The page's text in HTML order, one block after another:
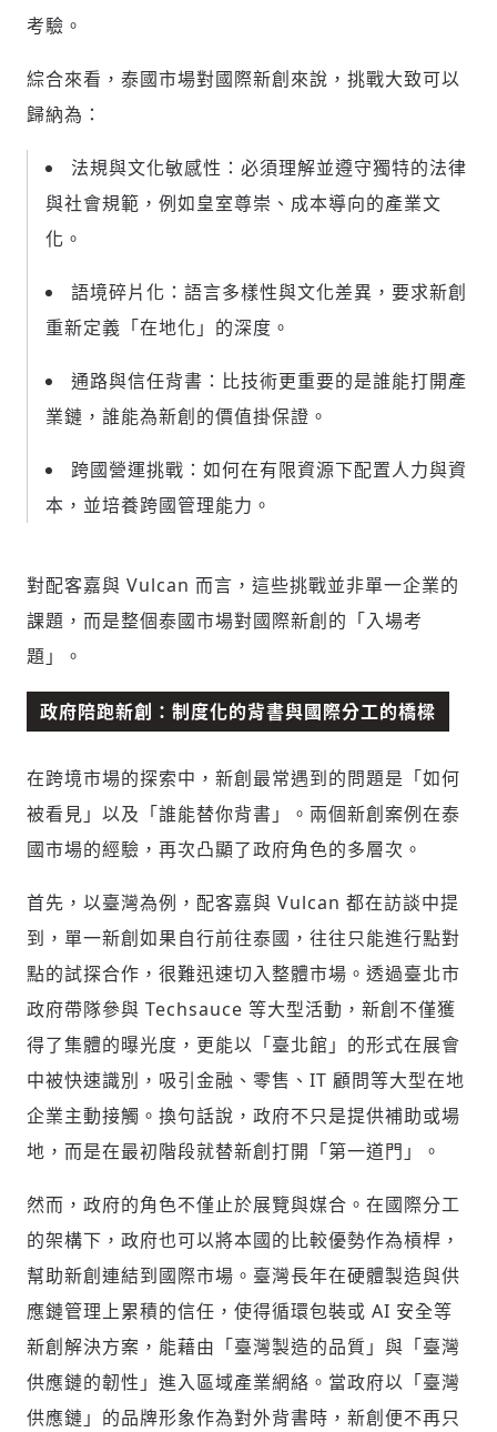
考驗。
綜合來看，泰國市場對國際新創來說，挑戰大致可以
歸納為：
法規與文化敏感性：必須理解並遵守獨特的法律
與社會規範，例如皇室尊崇、成本導向的產業文
化。
語境碎片化：語言多樣性與文化差異，要求新創
重新定義「在地化」的深度。
通路與信任背書：比技術更重要的是誰能打開產
業鏈，誰能為新創的價值掛保證。
跨國營運挑戰：如何在有限資源下配置人力與資
本，並培養跨國管理能力。
對配客嘉與 Vulcan 而言，這些挑戰並非單一企業的
課題，而是整個泰國市場對國際新創的「入場考
題」。
政府陪跑新創：制度化的背書與國際分工的橋樑
在跨境市場的探索中，新創最常遇到的問題是「如何
被看見」以及「誰能替你背書」。兩個新創案例在泰
國市場的經驗，再次凸顯了政府角色的多層次。
首先，以臺灣為例，配客嘉與 Vulcan 都在訪談中提
到，單一新創如果自行前往泰國，往往只能進行點對
點的試探合作，很難迅速切入整體市場。透過臺北市
政府帶隊參與 Techsauce 等大型活動，新創不僅獲
得了集體的曝光度，更能以「臺北館」的形式在展會
中被快速識別，吸引金融、零售、IT 顧問等大型在地
企業主動接觸。換句話說，政府不只是提供補助或場
地，而是在最初階段就替新創打開「第一道門」。
然而，政府的角色不僅止於展覽與媒合。在國際分工
的架構下，政府也可以將本國的比較優勢作為槓桿，
幫助新創連結到國際市場。臺灣長年在硬體製造與供
應鏈管理上累積的信任，使得循環包裝或 AI 安全等
新創解決方案，能藉由「臺灣製造的品質」與「臺灣
供應鏈的韌性」進入區域產業網絡。當政府以「臺灣
供應鏈」的品牌形象作為對外背書時，新創便不再只